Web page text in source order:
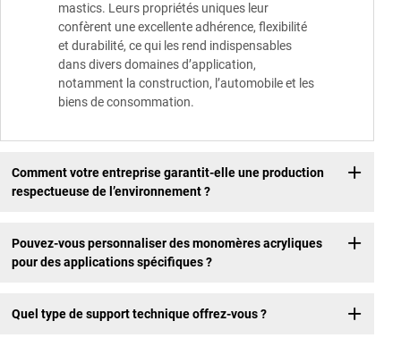
mastics. Leurs propriétés uniques leur
confèrent une excellente adhérence, flexibilité
et durabilité, ce qui les rend indispensables
dans divers domaines d’application,
notamment la construction, l’automobile et les
biens de consommation.
Comment votre entreprise garantit-elle une production
respectueuse de l’environnement ?
Pouvez-vous personnaliser des monomères acryliques
pour des applications spécifiques ?
Quel type de support technique offrez-vous ?